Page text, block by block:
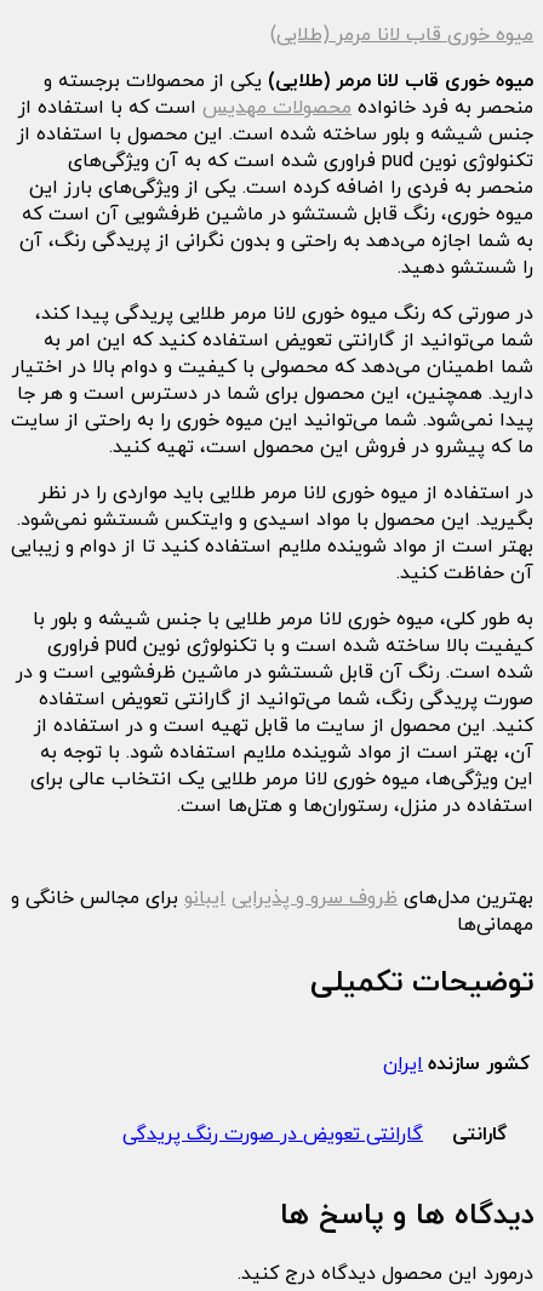
میوه خوری قاب لانا مرمر (طلایی)
میوه خوری قاب لانا مرمر (طلایی) یکی از محصولات برجسته و
منحصر به فرد خانواده محصولات مهدیس است که با استفاده از
جنس شیشه و بلور ساخته شده است. این محصول با استفاده از
تکنولوژی نوین pud فراوری شده است که به آن ویژگی‌های
منحصر به فردی را اضافه کرده است. یکی از ویژگی‌های بارز این
میوه خوری، رنگ قابل شستشو در ماشین ظرفشویی آن است که
به شما اجازه می‌دهد به راحتی و بدون نگرانی از پریدگی رنگ، آن
را شستشو دهید.
در صورتی که رنگ میوه خوری لانا مرمر طلایی پریدگی پیدا کند،
شما می‌توانید از گارانتی تعویض استفاده کنید که این امر به
شما اطمینان می‌دهد که محصولی با کیفیت و دوام بالا در اختیار
دارید. همچنین، این محصول برای شما در دسترس است و هر جا
پیدا نمی‌شود. شما می‌توانید این میوه خوری را به راحتی از سایت
ما که پیشرو در فروش این محصول است، تهیه کنید.
در استفاده از میوه خوری لانا مرمر طلایی باید مواردی را در نظر
بگیرید. این محصول با مواد اسیدی و وایتکس شستشو نمی‌شود.
بهتر است از مواد شوینده ملایم استفاده کنید تا از دوام و زیبایی
آن حفاظت کنید.
به طور کلی، میوه خوری لانا مرمر طلایی با جنس شیشه و بلور با
کیفیت بالا ساخته شده است و با تکنولوژی نوین pud فراوری
شده است. رنگ آن قابل شستشو در ماشین ظرفشویی است و در
صورت پریدگی رنگ، شما می‌توانید از گارانتی تعویض استفاده
کنید. این محصول از سایت ما قابل تهیه است و در استفاده از
آن، بهتر است از مواد شوینده ملایم استفاده شود. با توجه به
این ویژگی‌ها، میوه خوری لانا مرمر طلایی یک انتخاب عالی برای
استفاده در منزل، رستوران‌ها و هتل‌ها است.
بهترین مدل‌های ظروف سرو و پذیرایی ایبانو برای مجالس خانگی و
مهمانی‌ها
توضیحات تکمیلی
کشور سازندهایران
گارانتی گارانتی تعویض در صورت رنگ پریدگی
دیدگاه ها و پاسخ ها
درمورد این محصول دیدگاه درج کنید.